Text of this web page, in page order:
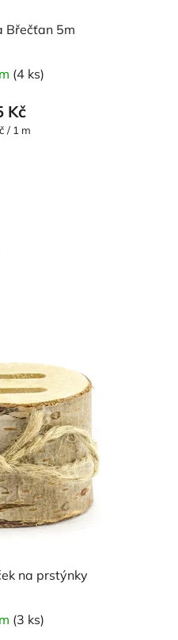
Břečťan 5m
(4 ks)
Kč
/ 1 m
na prstýnky
hodnocení
(3 ks)